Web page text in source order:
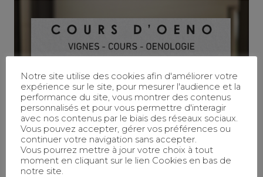
Notre site utilise des cookies afin d'améliorer votre
expérience sur le site, pour mesurer l'audience et la
performance du site, vous montrer des contenus
personnalisés et pour vous permettre d'interagir
avec nos contenus par le biais des réseaux sociaux.
Vous pouvez accepter, gérer vos préférences ou
continuer votre navigation sans accepter.
Vous pourrez mettre à jour votre choix à tout
moment en cliquant sur le lien Cookies en bas de
notre site.